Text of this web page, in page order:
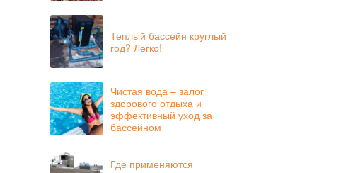
Теплый бассейн круглый
год? Легко!
Чистая вода – залог
здорового отдыха и
эффективный уход за
бассейном
Где применяются